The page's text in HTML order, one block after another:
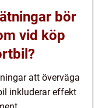
bör
vid köp
att överväga
inkluderar effekt